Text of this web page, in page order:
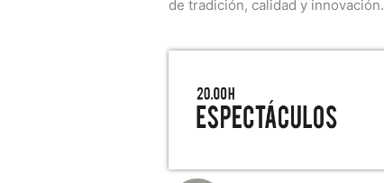
de tradición, calidad y innovación.